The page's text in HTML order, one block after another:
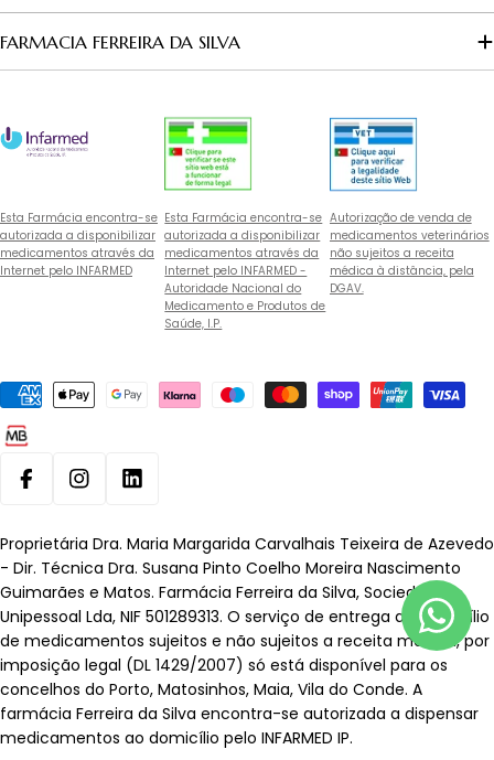
FARMACIA FERREIRA DA SILVA
Esta Farmácia encontra-se
autorizada a disponibilizar
medicamentos através da
Internet pelo INFARMED
Esta Farmácia encontra-se
autorizada a disponibilizar
medicamentos através da
Internet pelo INFARMED -
Autoridade Nacional do
Medicamento e Produtos de
Saúde, I.P.
Autorização de venda de
medicamentos veterinários
não sujeitos a receita
médica à distância, pela
DGAV.
Métodos
pagamento
FacebookInstagramLinkedin
Proprietária Dra. Maria Margarida Carvalhais Teixeira de Azevedo
- Dir. Técnica Dra. Susana Pinto Coelho Moreira Nascimento
Guimarães e Matos. Farmácia Ferreira da Silva, Sociedade
Unipessoal Lda, NIF 501289313. O serviço de entrega ao domicílio
de medicamentos sujeitos e não sujeitos a receita médica, por
imposição legal (DL 1429/2007) só está disponível para os
concelhos do Porto, Matosinhos, Maia, Vila do Conde. A
farmácia Ferreira da Silva encontra-se autorizada a dispensar
medicamentos ao domicílio pelo INFARMED IP.